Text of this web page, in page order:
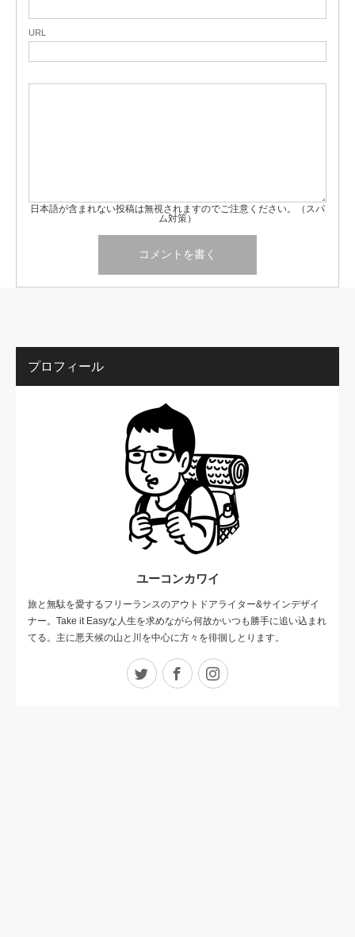
URL
日本語が含まれない投稿は無視されますのでご注意ください。（スパ
ム対策）
プロフィール
ユーコンカワイ
旅と無駄を愛するフリーランスのアウトドアライター&サインデザイ
ナー。Take it Easyな人生を求めながら何故かいつも勝手に追い込まれ
てる。主に悪天候の山と川を中心に方々を徘徊しとります。
Twitter Facebook